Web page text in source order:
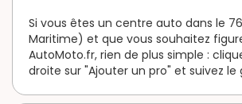
Si vous êtes un centre auto dans le
Maritime) et que vous souhaitez
AutoMoto.fr, rien de plus simple :
droite sur "Ajouter un pro" et suivez le